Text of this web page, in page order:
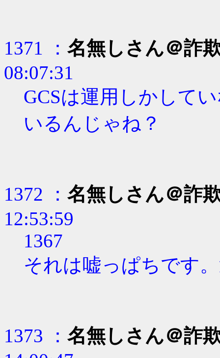
1371 ： 名無しさん＠詐
08:07:31
GCSは運用しかして
いるんじゃね？
1372 ： 名無しさん＠詐
12:53:59
1367
それは嘘っぱちです
1373 ： 名無しさん＠詐